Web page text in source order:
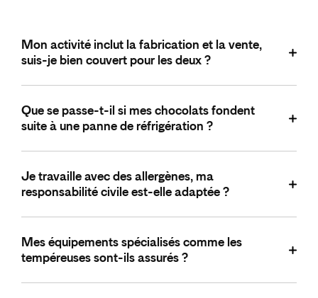
Mon activité inclut la fabrication et la vente,
suis-je bien couvert pour les deux ?
atelier de fabrication et votre espace de vente, incluant
les risques spécifiques à chaque activité.
Que se passe-t-il si mes chocolats fondent
suite à une panne de réfrigération ?
vos créations détériorées suite à une rupture de la chaîne
du froid ou une coupure électrique.
Je travaille avec des allergènes, ma
responsabilité civile est-elle adaptée ?
réactions allergiques de vos clients liées à vos produits
chocolatés et confiseries.
Mes équipements spécialisés comme les
tempéreuses sont-ils assurés ?